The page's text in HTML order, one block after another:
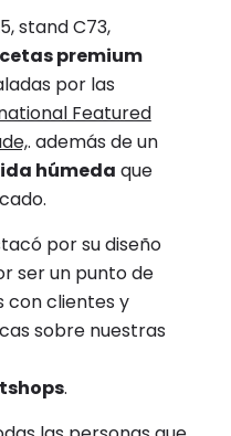
stand C73,
premium
por las
Featured
. además de un
húmeda que
por su diseño
ser un punto de
con clientes y
sobre nuestras
.